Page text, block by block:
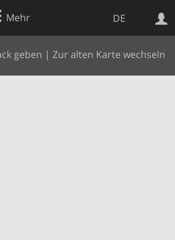
DE
Mehr
geben | Zur alten Karte wechseln
Websuche